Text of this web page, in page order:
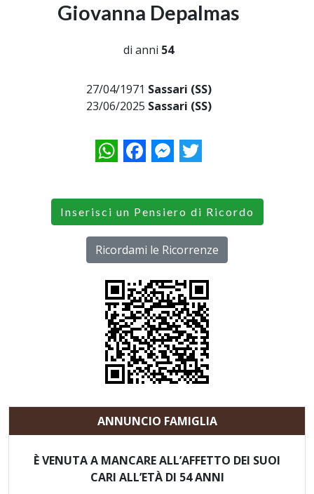
Giovanna Depalmas
di anni 54
27/04/1971 Sassari (SS)
23/06/2025 Sassari (SS)
WhatsAppFacebookMessenger
Twitter
Inserisci un Pensiero di Ricordo
Ricordami le Ricorrenze
ANNUNCIO FAMIGLIA
È VENUTA A MANCARE ALL’AFFETTO DEI SUOI
CARI ALL’ETÀ DI 54 ANNI